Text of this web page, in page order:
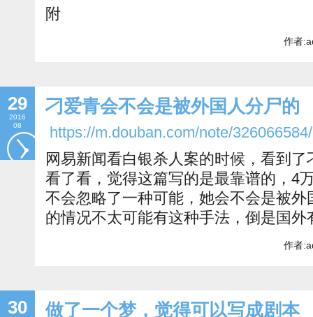
附
作者
29
2016
08
刁爱青会不会是被外国人分尸的
https://m.douban.com/note/326066584/
网易新闻看白银杀人案的时候，看到
看了看，觉得这篇写的是最靠谱的，4
不会忽略了一种可能，她会不会是被
的情况不太可能有这种手法，倒是国
作者
30 做了一个梦，觉得可以写成剧本